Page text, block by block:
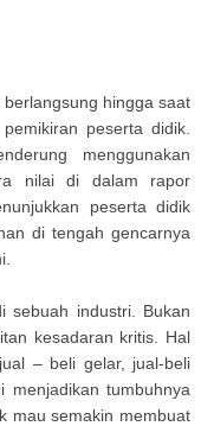
hingga saat
peserta didik.
menggunakan
nilai di dalam rapor
peserta didik
di tengah gencarnya
sebuah industri. Bukan
kesadaran kritis. Hal
– beli gelar, jual-beli
menjadikan tumbuhnya
mau semakin membuat